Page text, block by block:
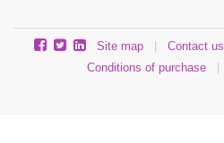
Site map Contact us
Conditions of purchase